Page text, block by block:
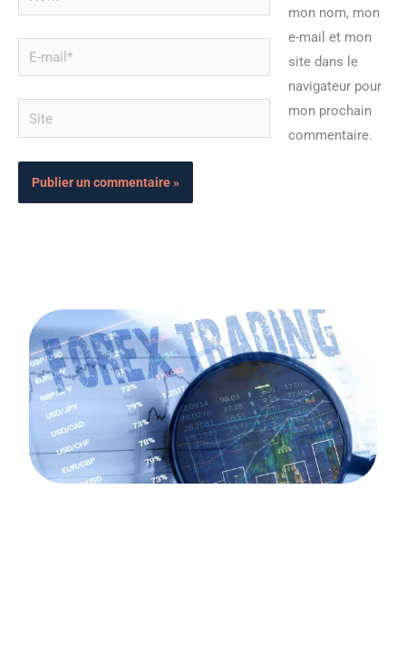
mail*
Site
mon nom, mon
e-mail et mon
site dans le
navigateur pour
mon prochain
commentaire.